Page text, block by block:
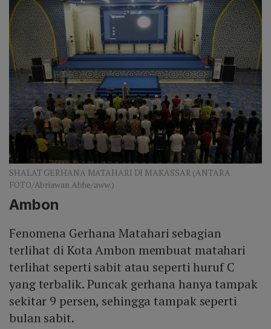
SHALAT GERHANA MATAHARI DI MAKASSAR (ANTARA
FOTO/Abriawan Abhe/aww.)
Ambon
Fenomena Gerhana Matahari sebagian
terlihat di Kota Ambon membuat matahari
terlihat seperti sabit atau seperti huruf C
yang terbalik. Puncak gerhana hanya tampak
sekitar 9 persen, sehingga tampak seperti
bulan sabit.